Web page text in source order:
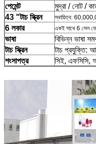
পেমেন্ট
মুদ্রা / নোট /
43 "টাচ স্ক্রিন
স্থায়িত্ব:
6 লকার একই সাথে 6 সেল
ভাষা
বিভিন্ন ভাষা
টাচ স্ক্রিন
টাচ প্রযুক্তি:
শংসাপত্র
সিই,